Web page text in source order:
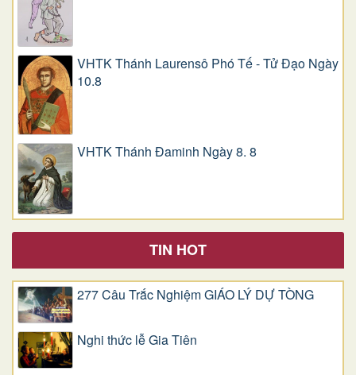
VHTK Thánh Laurensô Phó Tế - Tử Đạo Ngày
10.8
VHTK Thánh Đaminh Ngày 8. 8
TIN HOT
277 Câu Trắc Nghiệm GIÁO LÝ DỰ TÒNG
Nghi thức lễ Gia Tiên